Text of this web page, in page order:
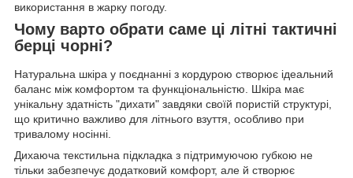
використання в жарку погоду.
Чому варто обрати саме ці літні тактичні
берці чорні?
Натуральна шкіра у поєднанні з кордурою створює ідеальний
баланс між комфортом та функціональністю. Шкіра має
унікальну здатність "дихати" завдяки своїй пористій структурі,
що критично важливо для літнього взуття, особливо при
тривалому носінні.
Дихаюча текстильна підкладка з підтримуючою губкою не
тільки забезпечує додатковий комфорт, але й створює